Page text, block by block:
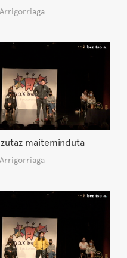
zutaz maiteminduta